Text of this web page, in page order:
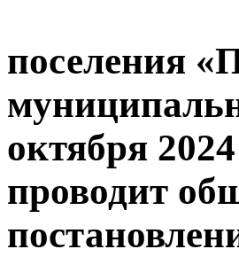
поселения
октября
проводит